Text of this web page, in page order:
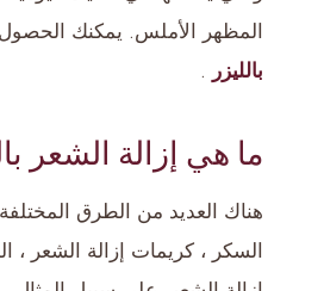
المظهر الأملس. يمكنك
بالليزر .
ما هي إزالة الشعر
هناك العديد من الطرق
السكر ، كريمات إزالة الشعر ،